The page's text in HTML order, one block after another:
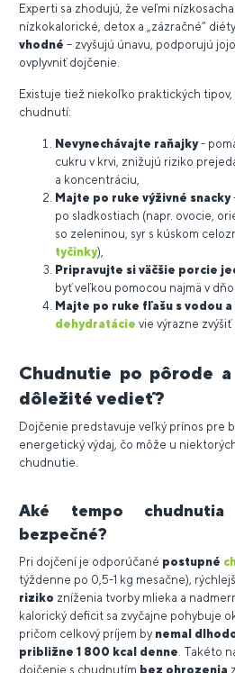
Experti sa zhodujú, že veľmi
nízkokalorické, detox a „zázračné“ diéty
vhodné – zvyšujú únavu, podporujú
ovplyvniť dojčenie.
Existuje tiež niekoľko praktických
chudnutí:
Nevynechávajte raňajky-
cukru v krvi, znižujú riziko
a koncentráciu,
Majte po ruke výživné snacky
po sladkostiach (napr. ovocie,
so zeleninou, syr s kúskom
tyčinky),
Pripravujte si väčšie porcie
byť veľkou pomocou najmä v
Majte po ruke fľašu s vodou
dehydratácie vie výrazne zvýšiť
Chudnutie po pôrode
dôležité vedieť?
Dojčenie predstavuje veľký prínos pre
energetický výdaj, čo môže u
chudnutie.
Aké tempo
bezpečné?
Pri dojčení je odporúčané postupné
týždenne po 0,5-1 kg mesačne),
riziko zníženia tvorby mlieka a
kalorický deficit sa zvyčajne pohybuje
pričom celkový príjem by nemal
približne 1 800 kcal denne . Takéto
dojčenie s chudnutím bez ohrozenia